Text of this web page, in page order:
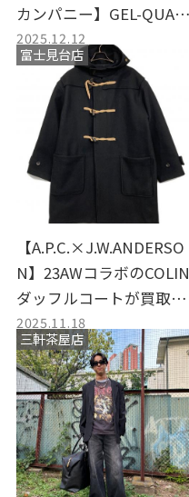
カンパニー】GEL-QUAN
TUM 360 VIII
2025.12.12
富士見台店
【A.P.C.×J.W.ANDERSO
N】23AWコラボのCOLIN
ダッフルコートが買取入
荷！希少価値の高いアウ
ターは当店へ！
2025.11.18
三軒茶屋店